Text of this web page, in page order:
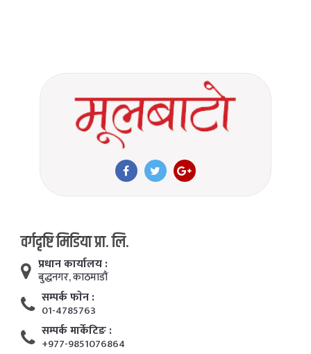
वर्गदृष्टि मिडिया प्रा. लि.
प्रधान कार्यालय :
बुद्धनगर, काठमाडाैं
सम्पर्क फाेन :
01-4785763
सम्पर्क मार्केटिङ :
+977-9851076864